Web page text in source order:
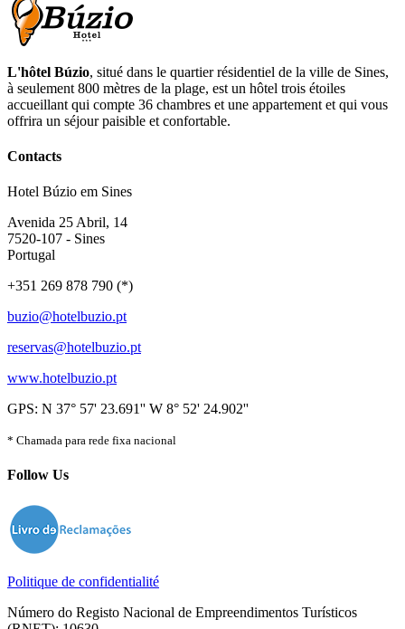
L'hôtel Búzio, situé dans le quartier résidentiel de la ville de Sines,
à seulement 800 mètres de la plage, est un hôtel trois étoiles
accueillant qui compte 36 chambres et une appartement et qui vous
offrira un séjour paisible et confortable.
Contacts
Hotel Búzio em Sines
Avenida 25 Abril, 14
7520-107 - Sines
Portugal
+351 269 878 790 (*)
buzio@hotelbuzio.pt
reservas@hotelbuzio.pt
www.hotelbuzio.pt
GPS: N 37° 57' 23.691'' W 8° 52' 24.902''
* Chamada para rede fixa nacional
Follow Us
Politique de confidentialité
Número do Registo Nacional de Empreendimentos Turísticos